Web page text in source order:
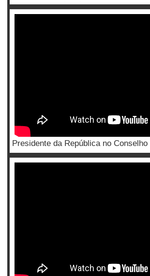
Presidente da República no